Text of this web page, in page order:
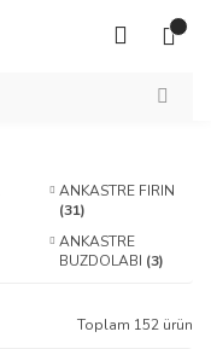
ANKASTRE FIRIN
(31)
ANKASTRE
BUZDOLABI (3)
Toplam 152 ürün